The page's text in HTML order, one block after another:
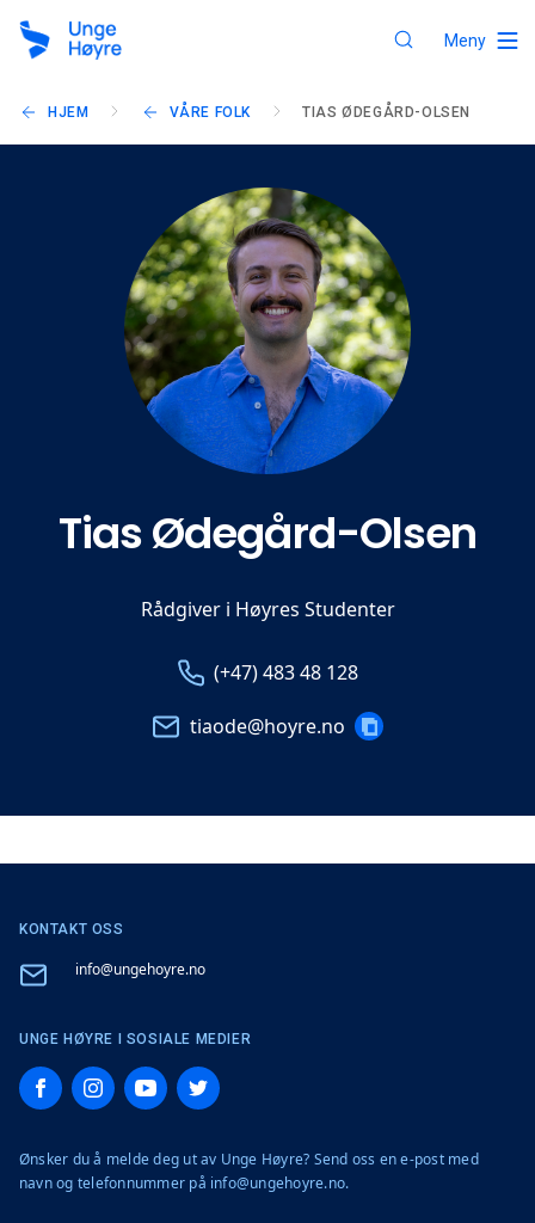
Meny
HJEM VÅRE FOLK TIAS ØDEGÅRD-OLSEN
Tias Ødegård-Olsen
Rådgiver i Høyres Studenter
(+47) 483 48 128
tiaode@hoyre.no COPY
EMAIL
KONTAKT OSS
Email info@ungehoyre.no
UNGE HØYRE I SOSIALE MEDIER
FacebookInstagramYouTubeTwitter
Ønsker du å melde deg ut av Unge Høyre? Send oss en e-post med
navn og telefonnummer på info@ungehoyre.no.